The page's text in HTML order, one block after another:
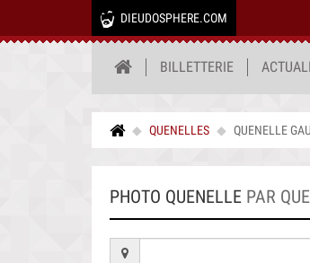
DIEUDOSPHERE.COM
BILLETTERIE
QUENELLES QUENELLE
PHOTO QUENELLE PAR